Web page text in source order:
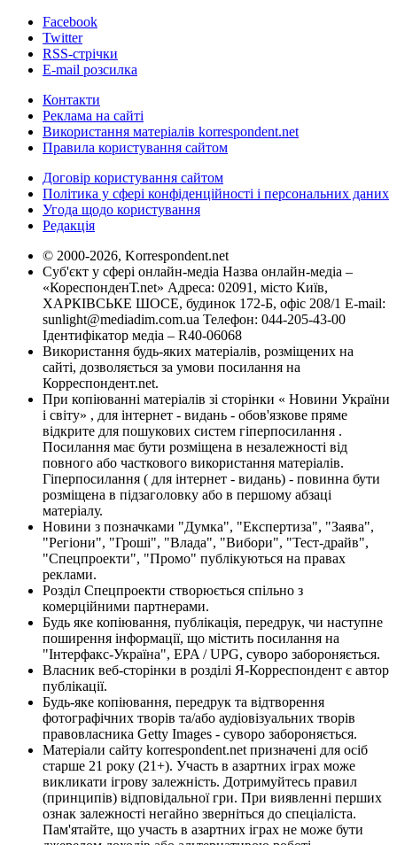
Facebook
Twitter
RSS-стрічки
E-mail розсилка
Контакти
Реклама на сайті
Використання матеріалів korrespondent.net
Правила користування сайтом
Договір користування сайтом
Політика у сфері конфіденційності і персональних даних
Угода щодо користування
Редакція
© 2000-2026, Korrespondent.net
Суб'єкт у сфері онлайн-медіа Назва онлайн-медіа –
«КореспонденТ.net» Адреса: 02091, місто Київ,
ХАРКІВСЬКЕ ШОСЕ, будинок 172-Б, офіс 208/1 E-mail:
sunlight@mediadim.com.ua Телефон: 044-205-43-00
Ідентифікатор медіа – R40-06068
Використання будь-яких матеріалів, розміщених на
сайті, дозволяється за умови посилання на
Корреспондент.net.
При копіюванні матеріалів зі сторінки « Новини України
і світу» , для інтернет - видань - обов'язкове пряме
відкрите для пошукових систем гіперпосилання .
Посилання має бути розміщена в незалежності від
повного або часткового використання матеріалів.
Гіперпосилання ( для інтернет - видань) - повинна бути
розміщена в підзаголовку або в першому абзаці
матеріалу.
Новини з позначками "Думка", "Експертиза", "Заява",
"Регіони", "Гроші", "Влада", "Вибори", "Тест-драйв",
"Спецпроекти", "Промо" публікуються на правах
реклами.
Розділ Спецпроекти створюється спільно з
комерційними партнерами.
Будь яке копіювання, публікація, передрук, чи наступне
поширення інформації, що містить посилання на
"Інтерфакс-Україна", EPA / UPG, суворо забороняється.
Власник веб-сторінки в розділі Я-Корреспондент є автор
публікації.
Будь-яке копіювання, передрук та відтворення
фотографічних творів та/або аудіовізуальних творів
правовласника Getty Images - суворо забороняється.
Матеріали сайту korrespondent.net призначені для осіб
старше 21 року (21+). Участь в азартних іграх може
викликати ігрову залежність. Дотримуйтесь правил
(принципів) відповідальної гри. При виявленні перших
ознак залежності негайно зверніться до спеціаліста.
Пам'ятайте, що участь в азартних іграх не може бути